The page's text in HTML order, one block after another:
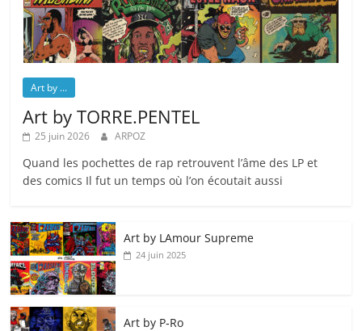
Art by ...
Art by TORRE.PENTEL
25 juin 2026 ARPOZ
Quand les pochettes de rap retrouvent l’âme des LP et
des comics Il fut un temps où l’on écoutait aussi
Art by LAmour Supreme
24 juin 2025
Art by P‑Ro